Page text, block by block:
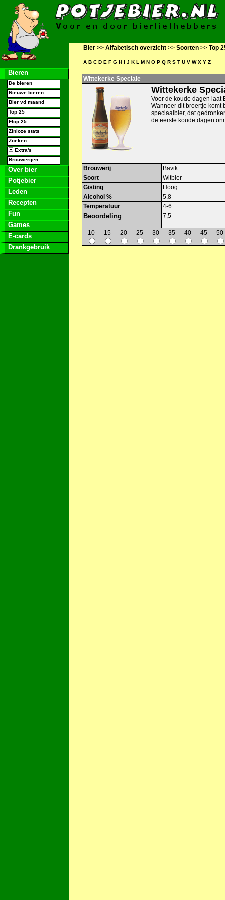
Bieren
De bieren
Nieuwe bieren
Bier vd maand
Top 25
Flop 25
Zinloze stats
Zoeken
Extra's
Brouwerijen
Over bier
Potjebier
Leden
Recepten
Fun
Games
E-cards
Drankgebruik
Bier >> Alfabetisch overzicht >> Soorten >> Top
A B C D E F G H I J K L M N O P Q R S T U V W X Y Z
Wittekerke Speciale
Wittekerke
Voor de koude dagen laat
Wanneer dit broertje komt
speciaalbier, dat
de eerste koude dagen
Brouwerij
Bavik
Soort
Witbier
Gisting
Hoog
Alcohol %
5,8
Temperatuur
4-6
Beoordeling 7,5
10 15 20 25 30 35 40 45 50